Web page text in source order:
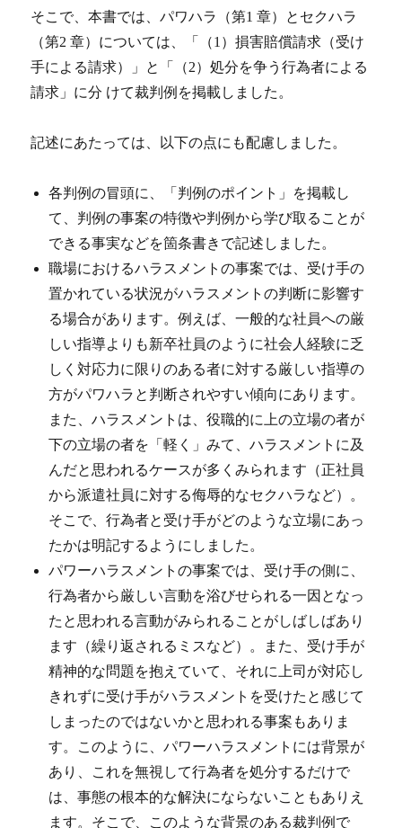
そこで、本書では、パワハラ（第1 章）とセクハラ
（第2 章）については、「（1）損害賠償請求（受け
手による請求）」と「（2）処分を争う行為者による
請求」に分 けて裁判例を掲載しました。
記述にあたっては、以下の点にも配慮しました。
各判例の冒頭に、「判例のポイント」を掲載し
て、判例の事案の特徴や判例から学び取ることが
できる事実などを箇条書きで記述しました。
職場におけるハラスメントの事案では、受け手の
置かれている状況がハラスメントの判断に影響す
る場合があります。例えば、一般的な社員への厳
しい指導よりも新卒社員のように社会人経験に乏
しく対応力に限りのある者に対する厳しい指導の
方がパワハラと判断されやすい傾向にあります。
また、ハラスメントは、役職的に上の立場の者が
下の立場の者を「軽く」みて、ハラスメントに及
んだと思われるケースが多くみられます（正社員
から派遣社員に対する侮辱的なセクハラなど）。
そこで、行為者と受け手がどのような立場にあっ
たかは明記するようにしました。
パワーハラスメントの事案では、受け手の側に、
行為者から厳しい言動を浴びせられる一因となっ
たと思われる言動がみられることがしばしばあり
ます（繰り返されるミスなど）。また、受け手が
精神的な問題を抱えていて、それに上司が対応し
きれずに受け手がハラスメントを受けたと感じて
しまったのではないかと思われる事案もありま
す。このように、パワーハラスメントには背景が
あり、これを無視して行為者を処分するだけで
は、事態の根本的な解決にならないこともありえ
ます。そこで、このような背景のある裁判例で